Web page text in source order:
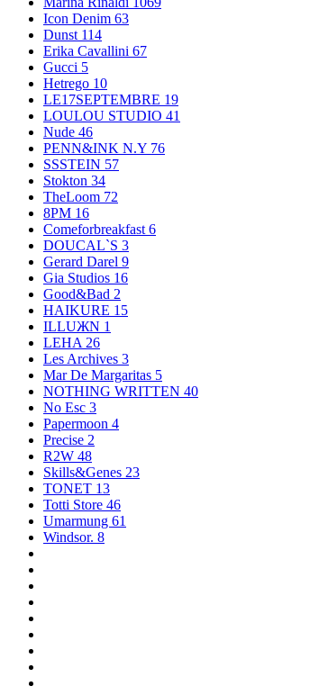
Icon Denim 63
Dunst 114
Erika Cavallini 67
Gucci 5
Hetrego 10
LE17SEPTEMBRE 19
LOULOU STUDIO 41
Nude 46
PENN&INK N.Y 76
SSSTEIN 57
Stokton 34
TheLoom 72
8PM 16
Comeforbreakfast 6
DOUCAL`S 3
Gerard Darel 9
Gia Studios 16
Good&Bad 2
HAIKURE 15
ILLUЖN 1
LEHA 26
Les Archives 3
Mar De Margaritas 5
NOTHING WRITTEN 40
No Esc 3
Papermoon 4
Precise 2
R2W 48
Skills&Genes 23
TONET 13
Totti Store 46
Umarmung 61
Windsor. 8